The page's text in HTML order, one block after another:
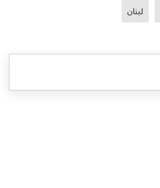
لبنان